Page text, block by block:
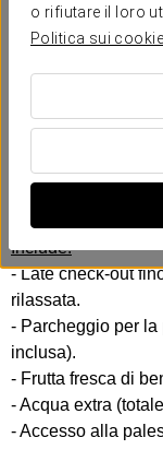
o rifiutare il loro
Politica sui cookie
25 €
Esperienza
Orari flessibili,
All'Exe Rey Don
comfort pensando
fretta, senza
Include:
- Late check-out
rilassata.
- Parcheggio per la
inclusa).
- Frutta fresca di
- Acqua extra
- Accesso alla